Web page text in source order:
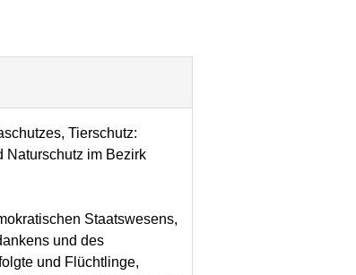
Tierschutz:
Naturschutz im Bezirk
Staatswesens,
und des
und Flüchtlinge,